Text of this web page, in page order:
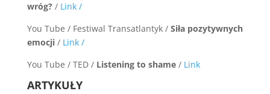
wróg?/ Link /
You Tube / Festiwal Transatlantyk / Siła pozytywnych
emocji/ Link /
You Tube / TED / Listening to shame/ Link
ARTYKUŁY